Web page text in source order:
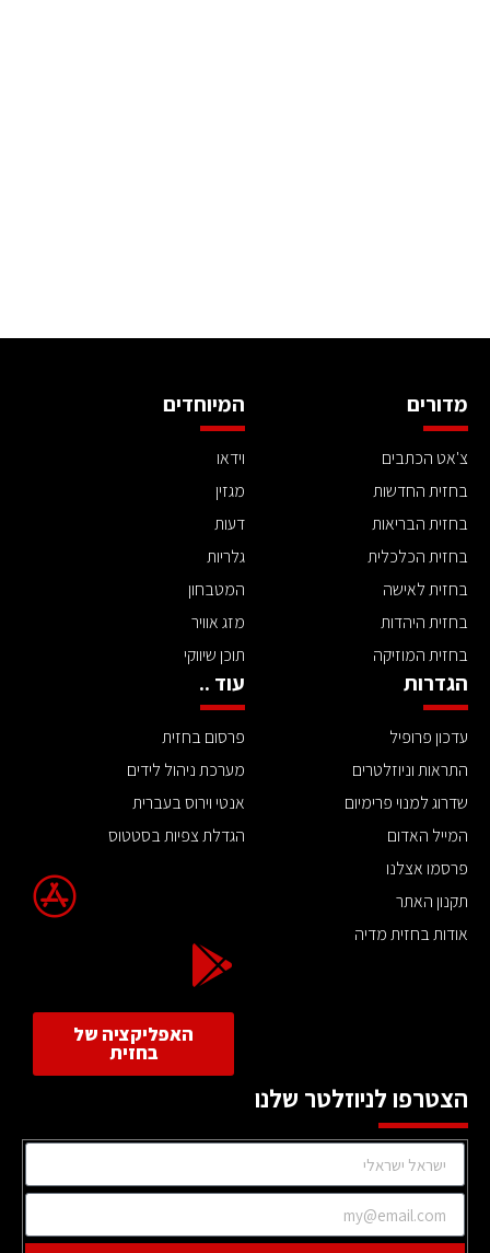
מדורים
צ'אט הכתבים
בחזית החדשות
בחזית הבריאות
בחזית הכלכלית
בחזית לאישה
בחזית היהדות
בחזית המוזיקה
המיוחדים
וידאו
מגזין
דעות
גלריות
המטבחון
מזג אוויר
תוכן שיווקי
הגדרות
עדכון פרופיל
התראות וניוזלטרים
שדרוג למנוי פרימיום
המייל האדום
פרסמו אצלנו
תקנון האתר
אודות בחזית מדיה
עוד ..
פרסום בחזית
מערכת ניהול לידים
אנטי וירוס בעברית
הגדלת צפיות בסטטוס
האפליקציה של
בחזית
הצטרפו לניוזלטר שלנו